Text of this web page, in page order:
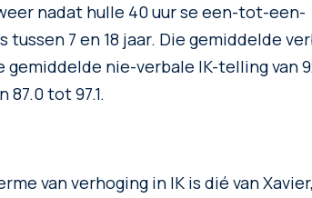
nadat hulle 40 uur se een-tot-een-
7 en 18 jaar. Die gemiddelde
nie-verbale IK-telling van
87.0 tot 97.1.
van verhoging in IK is dié van Xavier,